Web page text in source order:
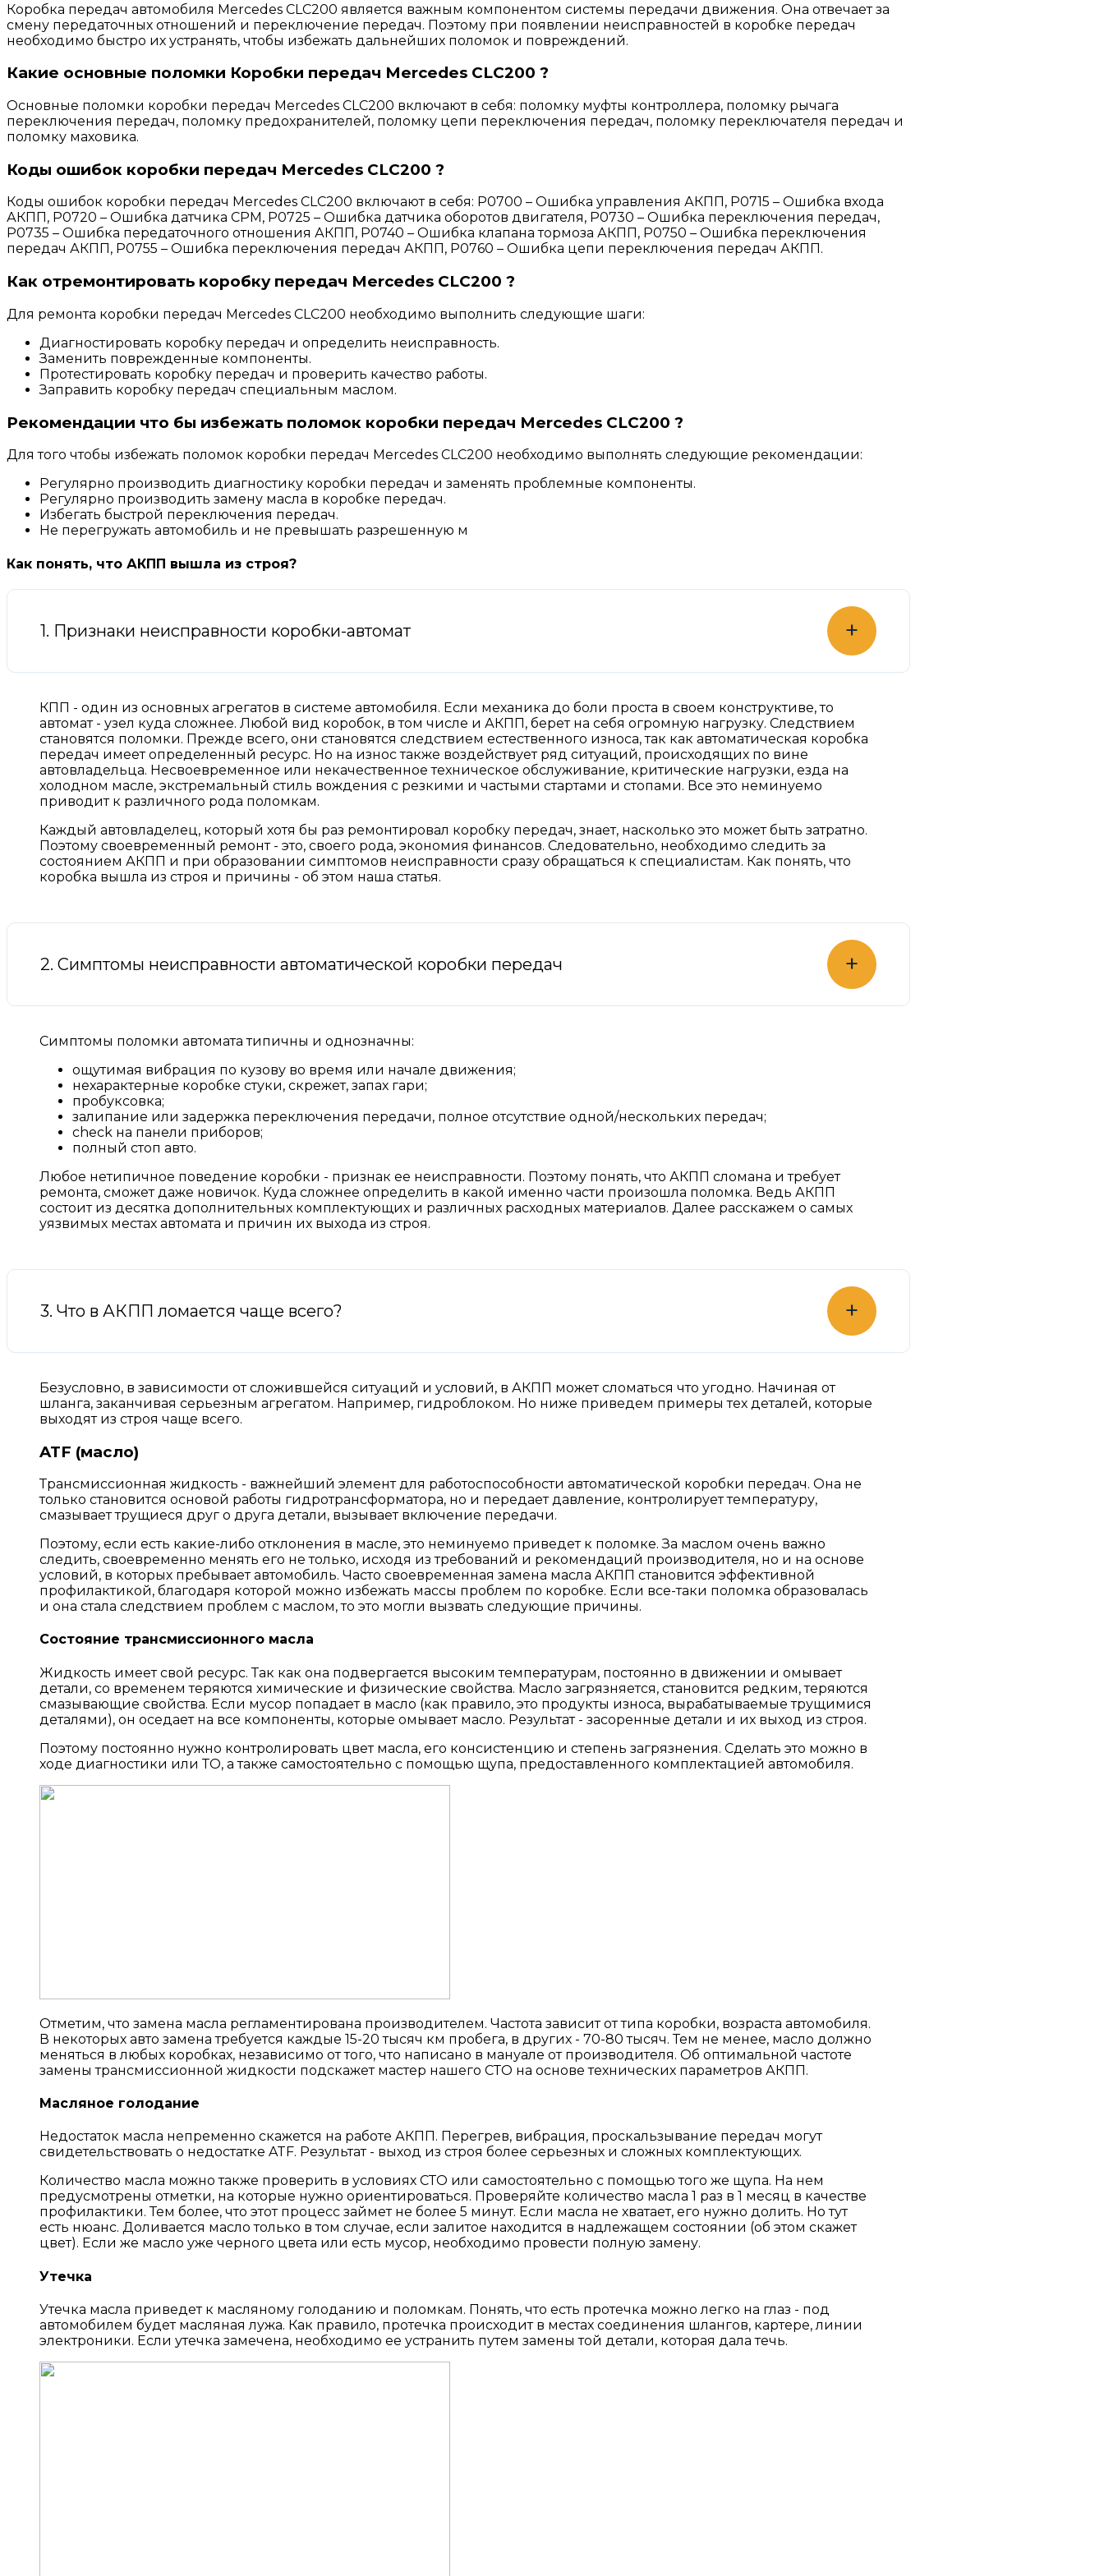
Коробка передач автомобиля Mercedes CLC200 является важным компонентом системы передачи движения. Она отвечает за
смену передаточных отношений и переключение передач. Поэтому при появлении неисправностей в коробке передач
необходимо быстро их устранять, чтобы избежать дальнейших поломок и повреждений.
Какие основные поломки Коробки передач Mercedes CLC200 ?
Основные поломки коробки передач Mercedes CLC200 включают в себя: поломку муфты контроллера, поломку рычага
переключения передач, поломку предохранителей, поломку цепи переключения передач, поломку переключателя передач и
поломку маховика.
Коды ошибок коробки передач Mercedes CLC200 ?
Коды ошибок коробки передач Mercedes CLC200 включают в себя: P0700 – Ошибка управления АКПП, P0715 – Ошибка входа
АКПП, P0720 – Ошибка датчика СРМ, P0725 – Ошибка датчика оборотов двигателя, P0730 – Ошибка переключения передач,
P0735 – Ошибка передаточного отношения АКПП, P0740 – Ошибка клапана тормоза АКПП, P0750 – Ошибка переключения
передач АКПП, P0755 – Ошибка переключения передач АКПП, P0760 – Ошибка цепи переключения передач АКПП.
Как отремонтировать коробку передач Mercedes CLC200 ?
Для ремонта коробки передач Mercedes CLC200 необходимо выполнить следующие шаги:
Диагностировать коробку передач и определить неисправность.
Заменить поврежденные компоненты.
Протестировать коробку передач и проверить качество работы.
Заправить коробку передач специальным маслом.
Рекомендации что бы избежать поломок коробки передач Mercedes CLC200 ?
Для того чтобы избежать поломок коробки передач Mercedes CLC200 необходимо выполнять следующие рекомендации:
Регулярно производить диагностику коробки передач и заменять проблемные компоненты.
Регулярно производить замену масла в коробке передач.
Избегать быстрой переключения передач.
Не перегружать автомобиль и не превышать разрешенную м
Как понять, что АКПП вышла из строя?
1. Признаки неисправности коробки-автомат +
КПП - один из основных агрегатов в системе автомобиля. Если механика до боли проста в своем конструктиве, то
автомат - узел куда сложнее. Любой вид коробок, в том числе и АКПП, берет на себя огромную нагрузку. Следствием
становятся поломки. Прежде всего, они становятся следствием естественного износа, так как автоматическая коробка
передач имеет определенный ресурс. Но на износ также воздействует ряд ситуаций, происходящих по вине
автовладельца. Несвоевременное или некачественное техническое обслуживание, критические нагрузки, езда на
холодном масле, экстремальный стиль вождения с резкими и частыми стартами и стопами. Все это неминуемо
приводит к различного рода поломкам.
Каждый автовладелец, который хотя бы раз ремонтировал коробку передач, знает, насколько это может быть затратно.
Поэтому своевременный ремонт - это, своего рода, экономия финансов. Следовательно, необходимо следить за
состоянием АКПП и при образовании симптомов неисправности сразу обращаться к специалистам. Как понять, что
коробка вышла из строя и причины - об этом наша статья.
2. Симптомы неисправности автоматической коробки передач +
Симптомы поломки автомата типичны и однозначны:
ощутимая вибрация по кузову во время или начале движения;
нехарактерные коробке стуки, скрежет, запах гари;
пробуксовка;
залипание или задержка переключения передачи, полное отсутствие одной/нескольких передач;
check на панели приборов;
полный стоп авто.
Любое нетипичное поведение коробки - признак ее неисправности. Поэтому понять, что АКПП сломана и требует
ремонта, сможет даже новичок. Куда сложнее определить в какой именно части произошла поломка. Ведь АКПП
состоит из десятка дополнительных комплектующих и различных расходных материалов. Далее расскажем о самых
уязвимых местах автомата и причин их выхода из строя.
3. Что в АКПП ломается чаще всего? +
Безусловно, в зависимости от сложившейся ситуаций и условий, в АКПП может сломаться что угодно. Начиная от
шланга, заканчивая серьезным агрегатом. Например, гидроблоком. Но ниже приведем примеры тех деталей, которые
выходят из строя чаще всего.
ATF (масло)
Трансмиссионная жидкость - важнейший элемент для работоспособности автоматической коробки передач. Она не
только становится основой работы гидротрансформатора, но и передает давление, контролирует температуру,
смазывает трущиеся друг о друга детали, вызывает включение передачи.
Поэтому, если есть какие-либо отклонения в масле, это неминуемо приведет к поломке. За маслом очень важно
следить, своевременно менять его не только, исходя из требований и рекомендаций производителя, но и на основе
условий, в которых пребывает автомобиль. Часто своевременная замена масла АКПП становится эффективной
профилактикой, благодаря которой можно избежать массы проблем по коробке. Если все-таки поломка образовалась
и она стала следствием проблем с маслом, то это могли вызвать следующие причины.
Состояние трансмиссионного масла
Жидкость имеет свой ресурс. Так как она подвергается высоким температурам, постоянно в движении и омывает
детали, со временем теряются химические и физические свойства. Масло загрязняется, становится редким, теряются
смазывающие свойства. Если мусор попадает в масло (как правило, это продукты износа, вырабатываемые трущимися
деталями), он оседает на все компоненты, которые омывает масло. Результат - засоренные детали и их выход из строя.
Поэтому постоянно нужно контролировать цвет масла, его консистенцию и степень загрязнения. Сделать это можно в
ходе диагностики или ТО, а также самостоятельно с помощью щупа, предоставленного комплектацией автомобиля.
Отметим, что замена масла регламентирована производителем. Частота зависит от типа коробки, возраста автомобиля.
В некоторых авто замена требуется каждые 15-20 тысяч км пробега, в других - 70-80 тысяч. Тем не менее, масло должно
меняться в любых коробках, независимо от того, что написано в мануале от производителя. Об оптимальной частоте
замены трансмиссионной жидкости подскажет мастер нашего СТО на основе технических параметров АКПП.
Масляное голодание
Недостаток масла непременно скажется на работе АКПП. Перегрев, вибрация, проскальзывание передач могут
свидетельствовать о недостатке ATF. Результат - выход из строя более серьезных и сложных комплектующих.
Количество масла можно также проверить в условиях СТО или самостоятельно с помощью того же щупа. На нем
предусмотрены отметки, на которые нужно ориентироваться. Проверяйте количество масла 1 раз в 1 месяц в качестве
профилактики. Тем более, что этот процесс займет не более 5 минут. Если масла не хватает, его нужно долить. Но тут
есть нюанс. Доливается масло только в том случае, если залитое находится в надлежащем состоянии (об этом скажет
цвет). Если же масло уже черного цвета или есть мусор, необходимо провести полную замену.
Утечка
Утечка масла приведет к масляному голоданию и поломкам. Понять, что есть протечка можно легко на глаз - под
автомобилем будет масляная лужа. Как правило, протечка происходит в местах соединения шлангов, картере, линии
электроники. Если утечка замечена, необходимо ее устранить путем замены той детали, которая дала течь.